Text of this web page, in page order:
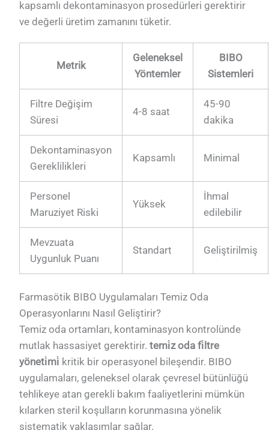
kapsamlı dekontaminasyon prosedürleri gerektirir
ve değerli üretim zamanını tüketir.
Metrik
Geleneksel
Yöntemler
BIBO
Sistemleri
Filtre Değişim
Süresi
4-8 saat
45-90
dakika
Dekontaminasyon
Gereklilikleri
Kapsamlı Minimal
Personel
Maruziyet Riski
Yüksek
İhmal
edilebilir
Mevzuata
Uygunluk Puanı
Standart Geliştirilmiş
Farmasötik BIBO Uygulamaları Temiz Oda
Operasyonlarını Nasıl Geliştirir?
Temiz oda ortamları, kontaminasyon kontrolünde
mutlak hassasiyet gerektirir.temi̇z oda fi̇ltre
yöneti̇mi̇ kritik bir operasyonel bileşendir. BIBO
uygulamaları, geleneksel olarak çevresel bütünlüğü
tehlikeye atan gerekli bakım faaliyetlerini mümkün
kılarken steril koşulların korunmasına yönelik
sistematik yaklaşımlar sağlar.